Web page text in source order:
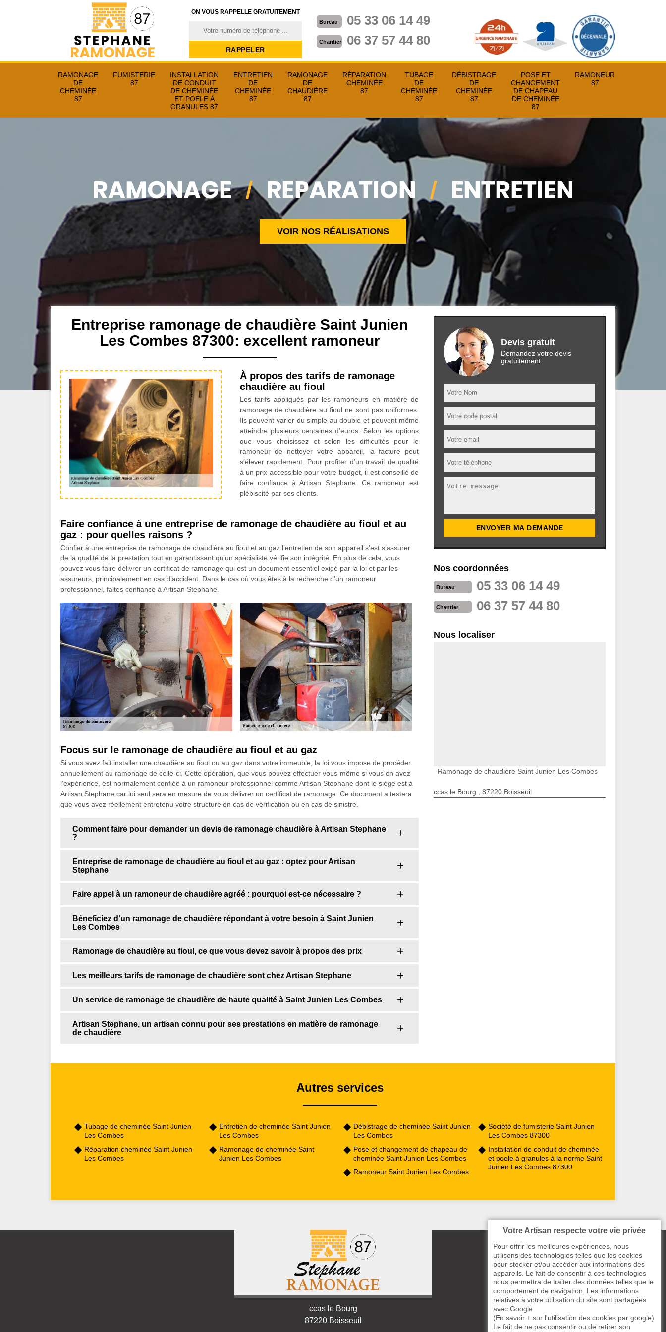
ON VOUS RAPPELLE GRATUITEMENT
Bureau 05 33 06 14 49
Chantier 06 37 57 44 80
RAMONAGE
DE
CHEMINÉE
87
FUMISTERIE
87
INSTALLATION
DE CONDUIT
DE CHEMINÉE
ET POELE À
GRANULES 87
ENTRETIEN
DE
CHEMINÉE
87
RAMONAGE
DE
CHAUDIÈRE
87
RÉPARATION
CHEMINÉE
87
TUBAGE
DE
CHEMINÉE
87
DÉBISTRAGE
DE
CHEMINÉE
87
POSE ET
CHANGEMENT
DE CHAPEAU
DE CHEMINÉE
87
RAMONEUR
87
VOIR NOS RÉALISATIONS
Entreprise ramonage de chaudière Saint Junien
Les Combes 87300: excellent ramoneur
À propos des tarifs de ramonage
chaudière au fioul
Les tarifs appliqués par les ramoneurs en matière de
ramonage de chaudière au fioul ne sont pas uniformes.
Ils peuvent varier du simple au double et peuvent même
atteindre plusieurs centaines d’euros. Selon les options
que vous choisissez et selon les difficultés pour le
ramoneur de nettoyer votre appareil, la facture peut
s’élever rapidement. Pour profiter d’un travail de qualité
à un prix accessible pour votre budget, il est conseillé de
faire confiance à Artisan Stephane. Ce ramoneur est
plébiscité par ses clients.
Faire confiance à une entreprise de ramonage de chaudière au fioul et au
gaz : pour quelles raisons ?
Confier à une entreprise de ramonage de chaudière au fioul et au gaz l’entretien de son appareil s’est s’assurer
de la qualité de la prestation tout en garantissant qu’un spécialiste vérifie son intégrité. En plus de cela, vous
pouvez vous faire délivrer un certificat de ramonage qui est un document essentiel exigé par la loi et par les
assureurs, principalement en cas d’accident. Dans le cas où vous êtes à la recherche d’un ramoneur
professionnel, faites confiance à Artisan Stephane.
Focus sur le ramonage de chaudière au fioul et au gaz
Si vous avez fait installer une chaudière au fioul ou au gaz dans votre immeuble, la loi vous impose de procéder
annuellement au ramonage de celle-ci. Cette opération, que vous pouvez effectuer vous-même si vous en avez
l’expérience, est normalement confiée à un ramoneur professionnel comme Artisan Stephane dont le siège est à
Artisan Stephane car lui seul sera en mesure de vous délivrer un certificat de ramonage. Ce document attestera
que vous avez réellement entretenu votre structure en cas de vérification ou en cas de sinistre.
Comment faire pour demander un devis de ramonage chaudière à Artisan Stephane
?
Entreprise de ramonage de chaudière au fioul et au gaz : optez pour Artisan
Stephane
Faire appel à un ramoneur de chaudière agréé : pourquoi est-ce nécessaire ?
Béneficiez d’un ramonage de chaudière répondant à votre besoin à Saint Junien
Les Combes
Ramonage de chaudière au fioul, ce que vous devez savoir à propos des prix
Les meilleurs tarifs de ramonage de chaudière sont chez Artisan Stephane
Un service de ramonage de chaudière de haute qualité à Saint Junien Les Combes
Artisan Stephane, un artisan connu pour ses prestations en matière de ramonage
de chaudière
Devis gratuit
Demandez votre devis
gratuitement
Nos coordonnées
Bureau 05 33 06 14 49
Chantier 06 37 57 44 80
Nous localiser
Ramonage de chaudière Saint Junien Les Combes
ccas le Bourg , 87220 Boisseuil
Autres services
Tubage de cheminée Saint Junien
Les Combes
Réparation cheminée Saint Junien
Les Combes
Entretien de cheminée Saint Junien
Les Combes
Ramonage de cheminée Saint
Junien Les Combes
Débistrage de cheminée Saint Junien
Les Combes
Pose et changement de chapeau de
cheminée Saint Junien Les Combes
Ramoneur Saint Junien Les Combes
Société de fumisterie Saint Junien
Les Combes 87300
Installation de conduit de cheminée
et poele à granules à la norme Saint
Junien Les Combes 87300
ccas le Bourg
87220 Boisseuil
Votre Artisan respecte votre vie privée
Pour offrir les meilleures expériences, nous
utilisons des technologies telles que les cookies
pour stocker et/ou accéder aux informations des
appareils. Le fait de consentir à ces technologies
nous permettra de traiter des données telles que le
comportement de navigation. Les informations
relatives à votre utilisation du site sont partagées
avec Google.
(En savoir + sur l'utilisation des cookies par google)
Le fait de ne pas consentir ou de retirer son